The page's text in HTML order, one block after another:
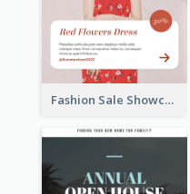
Fashion Sale Showcase Instagram Post